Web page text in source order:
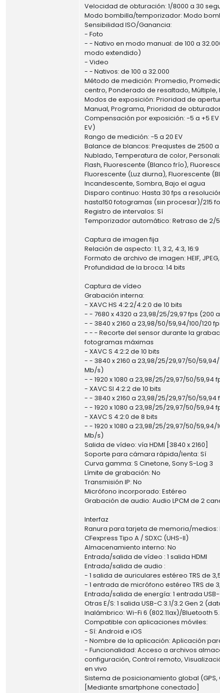
Velocidad de obturación: 1/8000 a 30
Modo bombilla/temporizador: Modo
Sensibilidad ISO/Ganancia:
- Foto
- - Nativo en modo manual: de 100 a
modo extendido)
- Video
- - Nativos: de 100 a 32.000
Método de medición: Promedio,
centro, Ponderado de resaltado, Múltiple,
Modos de exposición: Prioridad de
Manual, Programa, Prioridad de
Compensación por exposición: -5 a +5
EV)
Rango de medición: -5 a 20 EV
Balance de blancos: Preajustes de 2500
Nublado, Temperatura de color,
Flash, Fluorescente (Blanco frío),
Fluorescente (Luz diurna), Fluorescente
Incandescente, Sombra, Bajo el agua
Disparo continuo: Hasta 30 fps a
hasta150 fotogramas (sin procesar)/215
Registro de intervalos: Sí
Temporizador automático: Retraso de 2/
Captura de imagen fija
Relación de aspecto: 1:1, 3:2, 4:3, 16:9
Formato de archivo de imagen: HEIF,
Profundidad de la broca: 14 bits
Captura de vídeo
Grabación interna:
- XAVC HS 4:2:2/4:2:0 de 10 bits
- - 7680 x 4320 a 23,98/25/29,97 fps (200
- - 3840 x 2160 a 23,98/50/59,94/100/120
- - - Recorte del sensor durante la
fotogramas máximas
- XAVC S 4:2:2 de 10 bits
- - 3840 x 2160 a 23,98/25/29,97/50/
Mb/s)
- - 1920 x 1080 a 23,98/25/29,97/50/59,94
- XAVC SI 4:2:2 de 10 bits
- - 3840 x 2160 a 23,98/25/29,97/50/
- - 1920 x 1080 a 23,98/25/29,97/50/59,94
- XAVC S 4:2:0 de 8 bits
- - 1920 x 1080 a 23,98/25/29,97/50/59,94/
Mb/s)
Salida de vídeo: vía HDMI [3840 x 2160]
Soporte para cámara rápida/lenta: Sí
Curva gamma: S Cinetone, Sony S-Log 3
Límite de grabación: No
Transmisión IP: No
Micrófono incorporado: Estéreo
Grabación de audio: Audio LPCM de 2
Interfaz
Ranura para tarjeta de memoria/medios:
CFexpress Tipo A / SDXC (UHS-II)
Almacenamiento interno: No
Entrada/salida de vídeo : 1 salida HDMI
Entrada/salida de audio :
- 1 salida de auriculares estéreo TRS de
- 1 entrada de micrófono estéreo TRS de
Entrada/salida de energía: 1 entrada
Otras E/S: 1 salida USB-C 3.1/3.2 Gen 2
Inalámbrico: Wi-Fi 6 (802.11ax)/Bluetooth
Compatible con aplicaciones móviles:
- Sí: Android e iOS
- Nombre de la aplicación: Aplicación
- Funcionalidad: Acceso a archivos
configuración, Control remoto,
en vivo
Sistema de posicionamiento global (GPS,
[Mediante smartphone conectado]